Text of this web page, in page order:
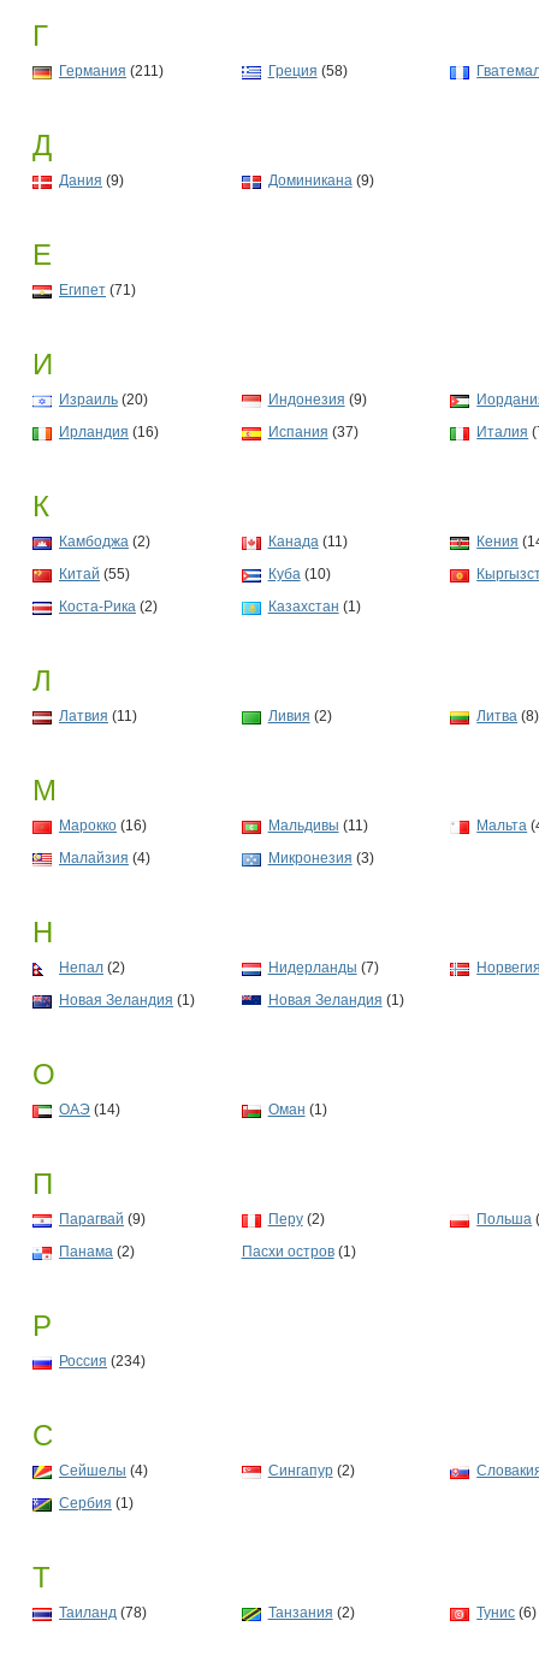
Г
Германия (211) Греция (58)
Д
Дания (9) Доминикана(9)
Е
Египет (71)
И
Израиль (20) Индонезия (9)
Ирландия (16) Испания (37) Италия
К
Камбоджа (2) Канада(11) Кения
Китай (55) Куба(10)
Коста-Рика (2) Казахстан (1)
Л
Латвия (11) Ливия (2) Литва (8)
М
Марокко (16) Мальдивы (11) Мальта
Малайзия (4) Микронезия (3)
Н
Непал (2) Нидерланды (7)
Новая Зеландия (1) Новая Зеландия (1)
О
ОАЭ (14) Оман (1)
П
Парагвай (9) Перу(2) Польша
Панама (2) Пасхи остров(1)
Р
Россия (234)
С
Сейшелы (4) Сингапур(2)
Сербия (1)
Т
Таиланд (78) Танзания (2) Тунис (6)